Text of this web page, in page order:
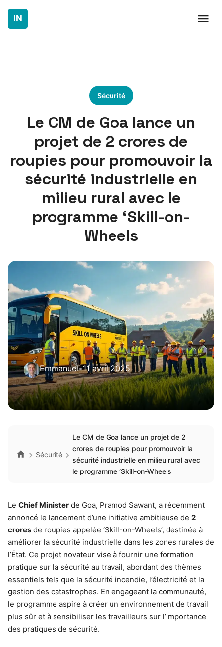
Sécurité
Le CM de Goa lance un
projet de 2 crores de
roupies pour promouvoir la
sécurité industrielle en
milieu rural avec le
programme ‘Skill-on-
Wheels
Emmanuel•11 avril 2025
Sécurité
Le CM de Goa lance un projet de 2
crores de roupies pour promouvoir la
sécurité industrielle en milieu rural avec
le programme ‘Skill-on-Wheels
Le Chief Minister de Goa, Pramod Sawant, a récemment
annoncé le lancement d’une initiative ambitieuse de 2
crores de roupies appelée ‘Skill-on-Wheels’, destinée à
améliorer la sécurité industrielle dans les zones rurales de
l’État. Ce projet novateur vise à fournir une formation
pratique sur la sécurité au travail, abordant des thèmes
essentiels tels que la sécurité incendie, l’électricité et la
gestion des catastrophes. En engageant la communauté,
le programme aspire à créer un environnement de travail
plus sûr et à sensibiliser les travailleurs sur l’importance
des pratiques de sécurité.